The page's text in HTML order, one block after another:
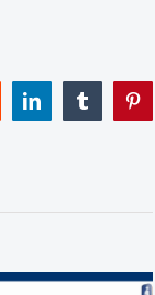
LinkedIn Tumblr